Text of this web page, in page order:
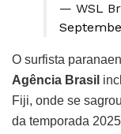
— WSL
O surfista
Agência Brasil
Fiji, onde se
da temporada